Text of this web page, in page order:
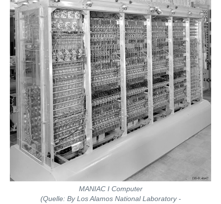
MANIAC I Computer
(Quelle: By Los Alamos National Laboratory -